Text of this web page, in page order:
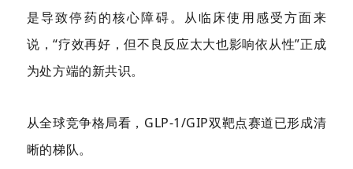
是导致停药的核心障碍。从临床使用感受方面来
说，“疗效再好，但不良反应太大也影响依从性”正成
为处方端的新共识。
从全球竞争格局看，GLP-1/GIP双靶点赛道已形成清
晰的梯队。